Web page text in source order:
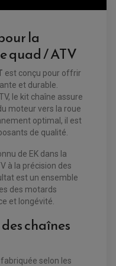
QUAD / SSV
la
quad / ATV
est conçu pour offrir
et durable.
le kit chaîne assure
moteur vers la roue
optimal, il est
de qualité.
de EK dans la
à la précision des
est un ensemble
des motards
et longévité.
chaînes
selon les